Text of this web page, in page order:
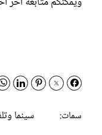
سمات:
سينما